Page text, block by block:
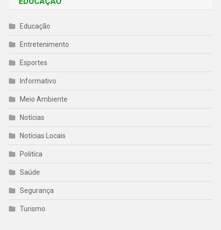
Educação
Entretenimento
Esportes
Informativo
Meio Ambiente
Notícias
Notícias Locais
Politíca
Saúde
Segurança
Turismo